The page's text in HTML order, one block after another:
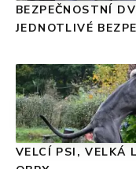
BEZPEČNOSTNÍ
JEDNOTLIVÉ
VELCÍ PSI, VELKÁ